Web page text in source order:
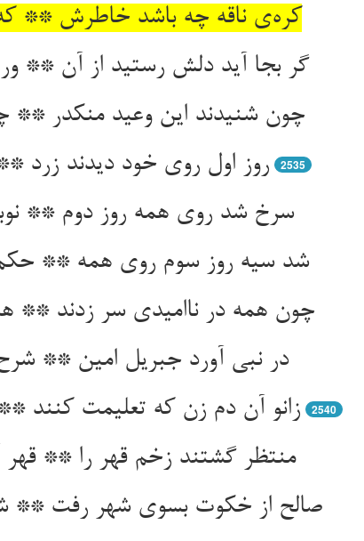
گر بجا آید دلش رستید از آن ** ور نه نومیدید و ساعد را گزان‌‌
چون شنیدند این وعید منکدر **
روز اول روی خود دیدند زرد
2535
سرخ شد روی همه روز دوم ** نوبت اومید و توبه گشت گم‌‌
شد سیه روز سوم روی همه ** حکم صالح راست شد بی‌‌ملحمه‌‌
چون همه در ناامیدی سر زدند **
زانو آن دم زن که تعلیمت کنند
2540
منتظر گشتند زخم قهر را **
صالح از خکوت بسوی شهر رفت **